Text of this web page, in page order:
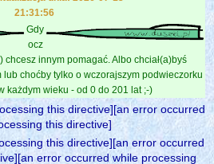
21:31:56
Gdy
ocz
innym pomagać. Albo chciał(a)byś
choćby tylko o wczorajszym podwieczorku
każdym wieku - od 0 do 201 lat ;-)
this directive][an error occurred
this directive]
this directive][an error occurred
error occurred while processing